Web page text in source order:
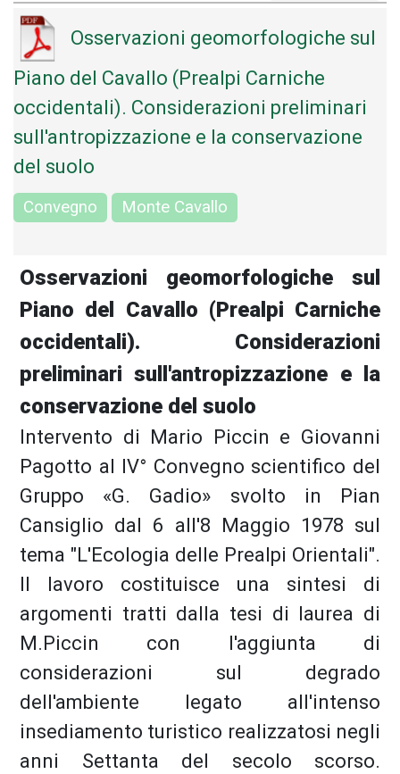
Osservazioni geomorfologiche sul
Piano del Cavallo (Prealpi Carniche
occidentali). Considerazioni preliminari
sull'antropizzazione e la conservazione
del suolo
Convegno Monte Cavallo
Osservazioni geomorfologiche sul
Piano del Cavallo (Prealpi Carniche
occidentali). Considerazioni
preliminari sull'antropizzazione e la
conservazione del suolo
Intervento di Mario Piccin e Giovanni
Pagotto al IV° Convegno scientifico del
Gruppo «G. Gadio» svolto in Pian
Cansiglio dal 6 all'8 Maggio 1978 sul
tema "L'Ecologia delle Prealpi Orientali".
Il lavoro costituisce una sintesi di
argomenti tratti dalla tesi di laurea di
M.Piccin con l'aggiunta di
considerazioni sul degrado
dell'ambiente legato all'intenso
insediamento turistico realizzatosi negli
anni Settanta del secolo scorso.